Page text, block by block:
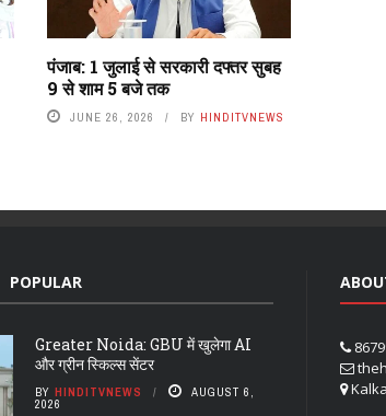
पंजाब: 1 जुलाई से सरकारी दफ्तर सुबह
9 से शाम 5 बजे तक
JUNE 26, 2026 BY HINDITVNEWS
POPULAR
Greater Noida: GBU में खुलेगा AI
और ग्रीन स्किल्स सेंटर
BY HINDITVNEWS AUGUST 6,
2026